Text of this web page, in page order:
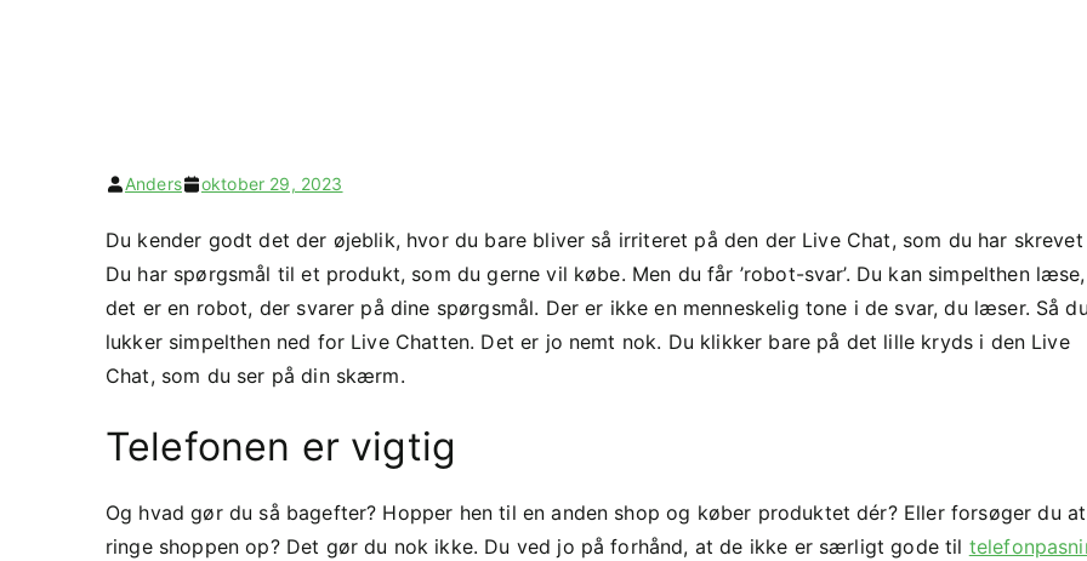
Anders oktober 29, 2023
Du kender godt det der øjeblik, hvor du bare bliver så irriteret på den der Live Chat, som du har skrevet
Du har spørgsmål til et produkt, som du gerne vil købe. Men du får ’robot-svar’. Du kan simpelthen
det er en robot, der svarer på dine spørgsmål. Der er ikke en menneskelig tone i de svar, du læser. Så du
lukker simpelthen ned for Live Chatten. Det er jo nemt nok. Du klikker bare på det lille kryds i den Live
Chat, som du ser på din skærm.
Telefonen er vigtig
Og hvad gør du så bagefter? Hopper hen til en anden shop og køber produktet dér? Eller forsøger du at
ringe shoppen op? Det gør du nok ikke. Du ved jo på forhånd, at de ikke er særligt gode til